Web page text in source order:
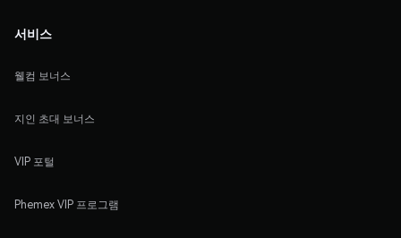
서비스
웰컴 보너스
지인 초대 보너스
VIP 포털
Phemex VIP 프로그램